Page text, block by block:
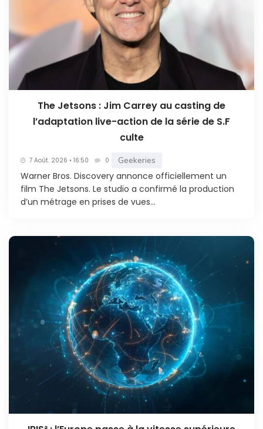
The Jetsons : Jim Carrey au casting de
l’adaptation live-action de la série de S.F
culte
7 Août. 2026 • 16:50 0 Geekeries
Warner Bros. Discovery annonce officiellement un
film The Jetsons. Le studio a confirmé la production
d’un métrage en prises de vues...